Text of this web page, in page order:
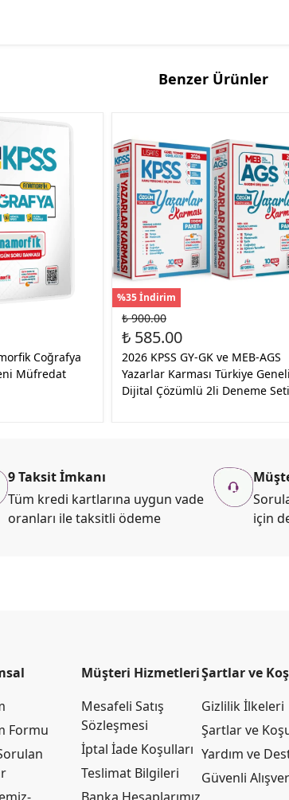
Benzer Ürünler
Coğrafya
Müfredat
%35 İndirim
₺ 900.00
₺ 585.00
2026 KPSS GY-GK ve MEB-AGS
Yazarlar Karması Türkiye Geneli
Dijital Çözümlü 2li Deneme Seti
9 Taksit İmkanı
Tüm kredi kartlarına uygun vade
oranları ile taksitli ödeme
için
Formu
Müşteri Hizmetleri
Mesafeli Satış
Sözleşmesi
İptal İade Koşulları
Teslimat Bilgileri
Şartlar ve
Gizlilik İlkeleri
Şartlar ve
Yardım ve
Güvenli